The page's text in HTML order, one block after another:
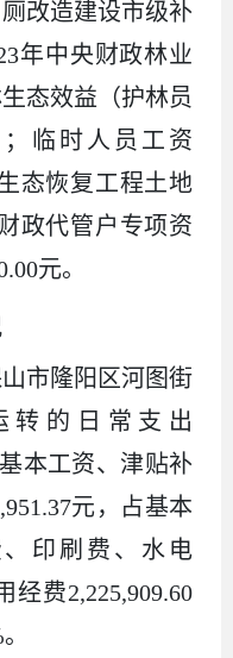
改造建设市级补
年中央财政林业
态效益（护林员
；临时人员工资
态恢复工程土地
政代管户专项资
元。
市隆阳区河图街
转的日常支出
本工资、津贴补
元，占基本
、印刷费、水电
费2,225,909.60